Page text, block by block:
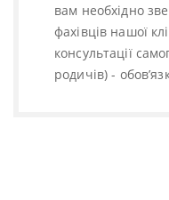
вам необхідно
фахівців нашої
консультації
родичів) -